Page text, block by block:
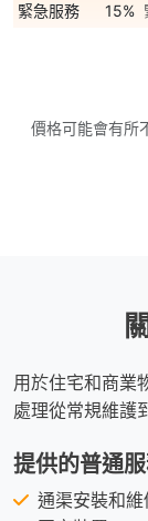
緊急服務 15%
價格可能會有所
用於住宅和商業
處理從常規維護
提供的普通
通渠安裝和維